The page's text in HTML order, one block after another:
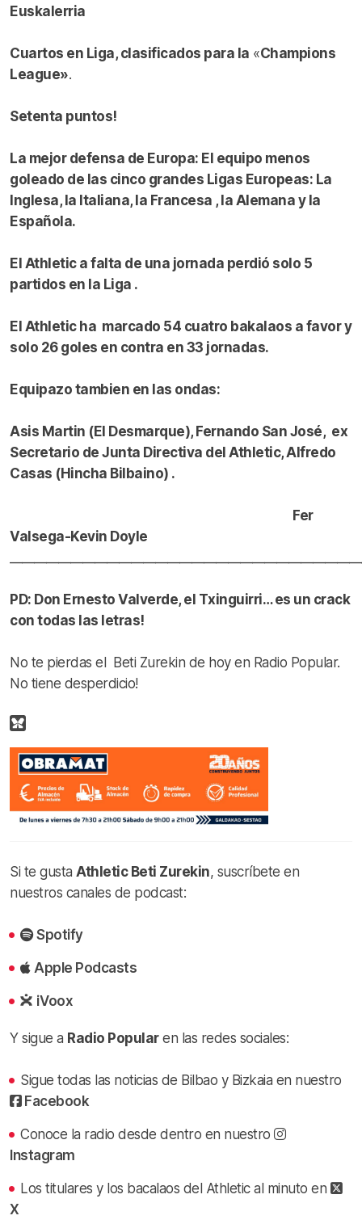
Euskalerria
Cuartos en Liga, clasificados para la «Champions
League».
Setenta puntos!
La mejor defensa de Europa: El equipo menos
goleado de las cinco grandes Ligas Europeas: La
Inglesa, la Italiana, la Francesa , la Alemana y la
Española.
El Athletic a falta de una jornada perdió solo 5
partidos en la Liga .
El Athletic ha marcado 54 cuatro bakalaos a favor y
solo 26 goles en contra en 33 jornadas.
Equipazo tambien en las ondas:
Asis Martin (El Desmarque), Fernando San José, ex
Secretario de Junta Directiva del Athletic, Alfredo
Casas (Hincha Bilbaino) .
Fer
Valsega-Kevin Doyle
PD: Don Ernesto Valverde, el Txinguirri… es un crack
con todas las letras!
No te pierdas el Beti Zurekin de hoy en Radio Popular.
No tiene desperdicio!
Si te gusta Athletic Beti Zurekin, suscríbete en
nuestros canales de podcast:
Spotify
Apple Podcasts
iVoox
Y sigue a Radio Popularen las redes sociales:
Sigue todas las noticias de Bilbao y Bizkaia en nuestro
Facebook
Conoce la radio desde dentro en nuestro
Instagram
Los titulares y los bacalaos del Athletic al minuto en
X